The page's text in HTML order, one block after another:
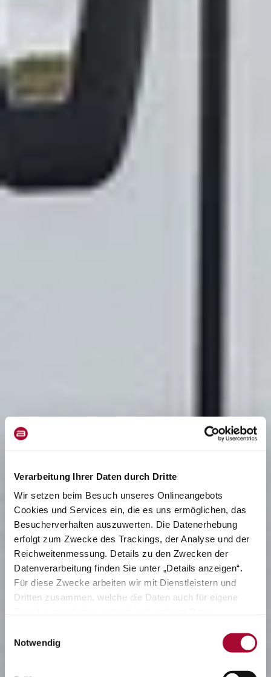
Verarbeitung Ihrer Daten durch Dritte
Wir setzen beim Besuch unseres Onlineangebots
Cookies und Services ein, die es uns ermöglichen, das
Besucherverhalten auszuwerten. Die Datenerhebung
erfolgt zum Zwecke des Trackings, der Analyse und der
Reichweitenmessung. Details zu den Zwecken der
Datenverarbeitung finden Sie unter „Details anzeigen“.
Für diese Zwecke arbeiten wir mit Dienstleistern und
Dritten zusammen, welche die Daten auch für eigene
„Cookies und Services zulassen“ oder durch Auswählen
einzelner Cookies und Services in der Detailansicht
geben Sie Ihre Einwilligung zur Verarbeitung Ihrer Daten
Notwendig